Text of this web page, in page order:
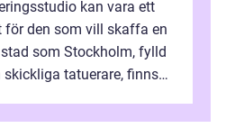
kan vara ett
för den som vill skaffa en
som Stockholm, fylld
skickliga tatuerare, finns